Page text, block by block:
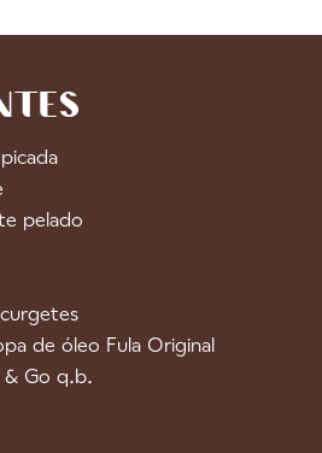
pelado
de óleo Fula Original
& Go q.b.